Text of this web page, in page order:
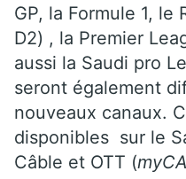
GP, la Formule 1, le
D2) , la Premier
aussi la Saudi pro
seront également
nouveaux canaux.
disponibles sur le
Câble et OTT (